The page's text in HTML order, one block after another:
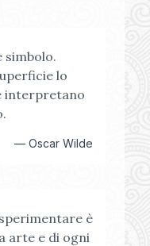
simbolo.
lo
interpretano
— Oscar Wilde
è
arte e di ogni